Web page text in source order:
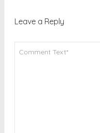
Leave a Reply